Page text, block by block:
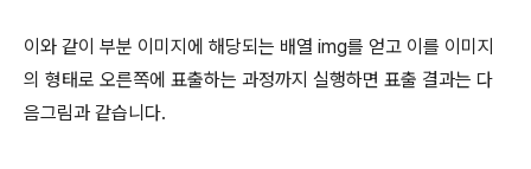
이와 같이 부분 이미지에 해당되는 배열 img를 얻고 이를 이미지
의 형태로 오른쪽에 표출하는 과정까지 실행하면 표출 결과는 다
음그림과 같습니다.